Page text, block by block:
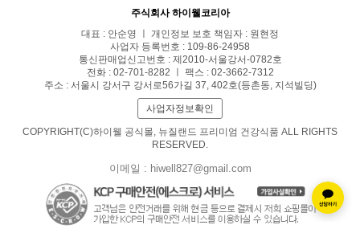
주식회사 하이웰코리아
대표 : 안순영 ㅣ 개인정보 보호 책임자 : 원현정
사업자 등록번호 : 109-86-24958
통신판매업신고번호 : 제2010-서울강서-0782호
전화 : 02-701-8282 ㅣ 팩스 : 02-3662-7312
주소 : 서울시 강서구 강서로56가길 37, 402호(등촌동, 지석빌딩)
사업자정보확인
COPYRIGHT(C)하이웰 공식몰, 뉴질랜드 프리미엄 건강식품 ALL RIGHTS
RESERVED.
이메일 : hiwell827@gmail.com